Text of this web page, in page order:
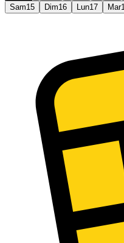
Sam15 Dim16 Lun17 Mar